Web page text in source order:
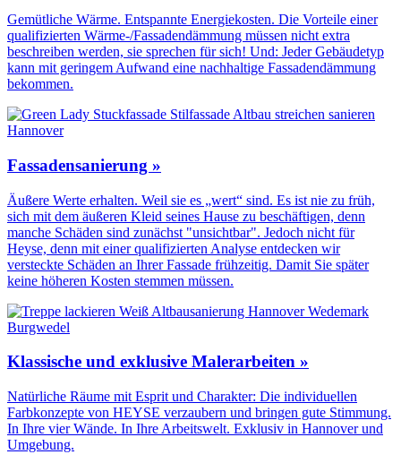
Gemütliche Wärme. Entspannte Energiekosten. Die Vorteile einer
qualifizierten Wärme-/Fassadendämmung müssen nicht extra
beschreiben werden, sie sprechen für sich! Und: Jeder Gebäudetyp
kann mit geringem Aufwand eine nachhaltige Fassadendämmung
bekommen.
Fassadensanierung »
Äußere Werte erhalten. Weil sie es „wert“ sind. Es ist nie zu früh,
sich mit dem äußeren Kleid seines Hause zu beschäftigen, denn
manche Schäden sind zunächst "unsichtbar". Jedoch nicht für
Heyse, denn mit einer qualifizierten Analyse entdecken wir
versteckte Schäden an Ihrer Fassade frühzeitig. Damit Sie später
keine höheren Kosten stemmen müssen.
Klassische und exklusive Malerarbeiten »
Natürliche Räume mit Esprit und Charakter: Die individuellen
Farbkonzepte von HEYSE verzaubern und bringen gute Stimmung.
In Ihre vier Wände. In Ihre Arbeitswelt. Exklusiv in Hannover und
Umgebung.